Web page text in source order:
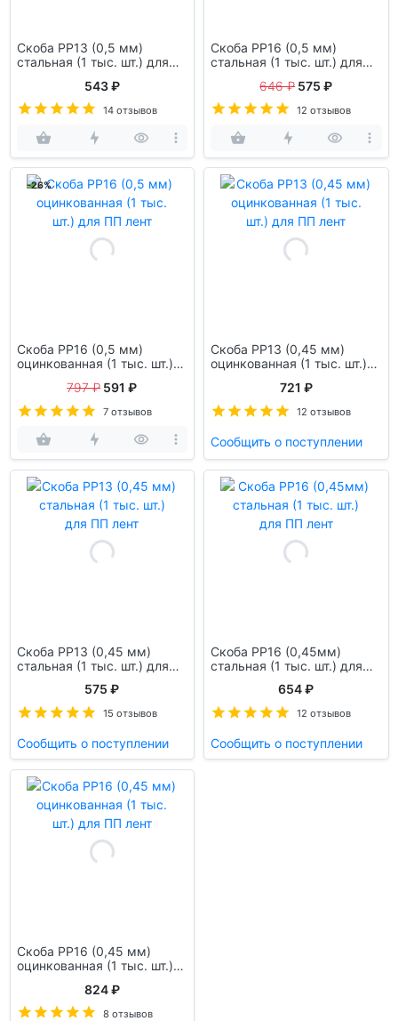
Скоба PP13 (0,5 мм)
стальная (1 тыс. шт.) для
543 ₽
14 отзывов
Скоба PP16 (0,5 мм)
стальная (1 тыс. шт.) для
646 ₽ 575 ₽
12 отзывов
-26%
Скоба PP16 (0,5 мм)
оцинкованная (1 тыс. шт.)
797 ₽ 591 ₽
7 отзывов
Скоба PP13 (0,45 мм)
оцинкованная (1 тыс. шт.)
721 ₽
12 отзывов
Сообщить о поступлении
Скоба PP13 (0,45 мм)
стальная (1 тыс. шт.) для
575 ₽
15 отзывов
Сообщить о поступлении
Скоба PP16 (0,45мм)
стальная (1 тыс. шт.) для
654 ₽
12 отзывов
Сообщить о поступлении
Скоба PP16 (0,45 мм)
оцинкованная (1 тыс. шт.)
824 ₽
8 отзывов